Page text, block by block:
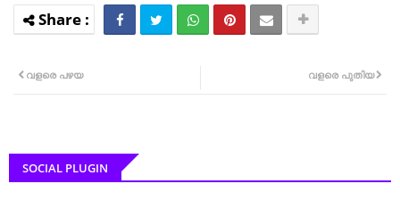
വളരെ പുതിയ
വളരെ പഴയ
SOCIAL PLUGIN